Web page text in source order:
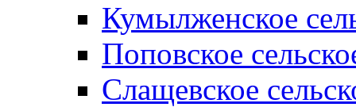
Кумылженское
Поповское
Слащевское